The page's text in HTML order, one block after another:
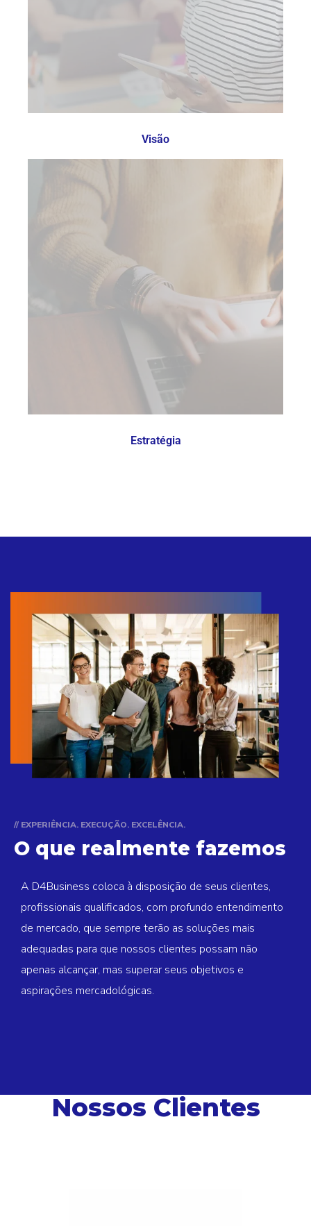
Visão
Estratégia
O que realmente fazemos
A D4Business coloca à disposição de seus clientes,
profissionais qualificados, com profundo entendimento
de mercado, que sempre terão as soluções mais
adequadas para que nossos clientes possam não
apenas alcançar, mas superar seus objetivos e
aspirações mercadológicas.